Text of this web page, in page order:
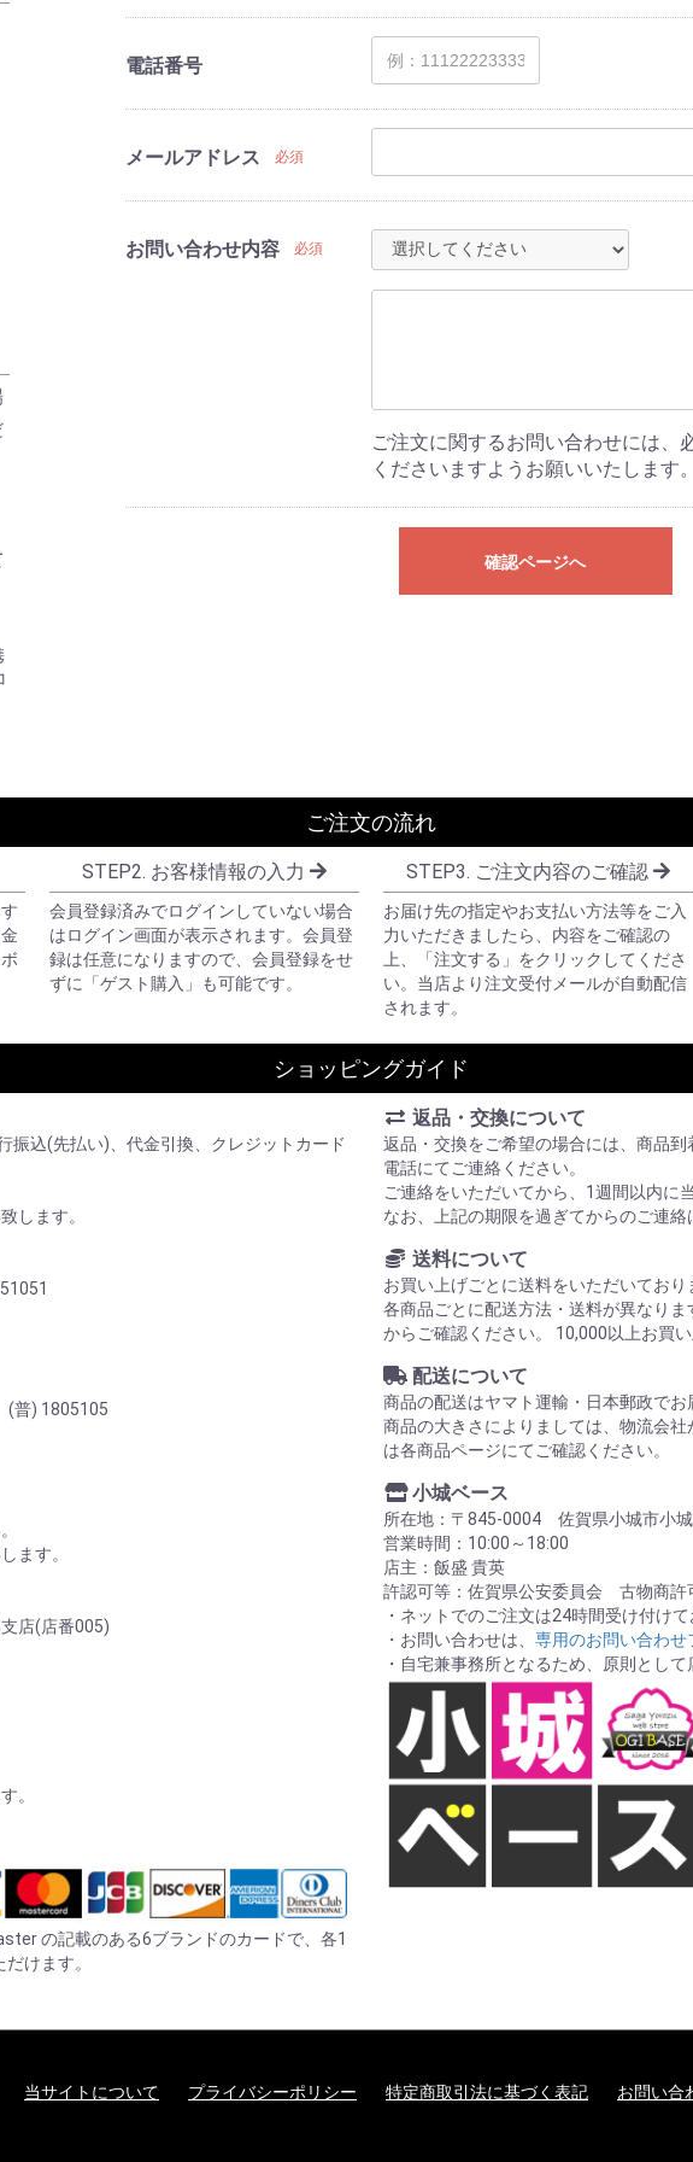
電話番号
メールアドレス 必須
お問い合わせ内容 必須
ご注文に関するお問い合わせには、
くださいますようお願いいたします。
確認ページへ
ご注文の流れ
STEP2. お客様情報の入力
会員登録済みでログインしていない場合
はログイン画面が表示されます。会員登
録は任意になりますので、会員登録をせ
ずに「ゲスト購入」も可能です。
STEP3. ご注文内容のご確認
お届け先の指定やお支払い方法等をご入
力いただきましたら、内容をご確認の
上、「注文する」をクリックしてくださ
い。当店より注文受付メールが自動配信
されます。
ショッピングガイド
振込(先払い)、代金引換、クレジットカード
します。
普) 1805105
ます。
店(店番005)
。
の記載のある6ブランドのカードで、各1
けます。
返品・交換について
返品・交換をご希望の場合には、商品
電話にてご連絡ください。
ご連絡をいただいてから、1週間以内に
なお、上記の期限を過ぎてからのご連絡
送料について
お買い上げごとに送料をいただいており
各商品ごとに配送方法・送料が異なり
からご確認ください。 10,000以上お買
配送について
商品の配送はヤマト運輸・日本郵政でお
商品の大きさによりましては、物流会
は各商品ページにてご確認ください。
小城ベース
所在地：〒845-0004 佐賀県小城市小
営業時間：10:00～18:00
店主：飯盛 貴英
許認可等：佐賀県公安委員会 古物商
・ネットでのご注文は24時間受け付けて
・お問い合わせは、 専用のお問い合わせ
・自宅兼事務所となるため、原則とし
当サイトについて プライバシーポリシー 特定商取引法に基づく表記 お問い合